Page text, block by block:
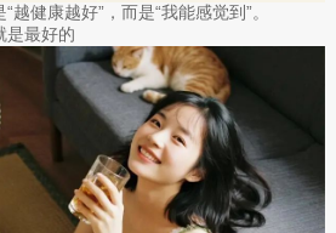
健康越好”，而是“我能感觉到”。
是最好的